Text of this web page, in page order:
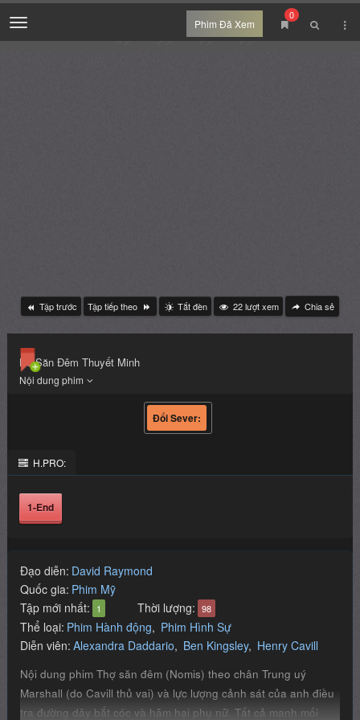
Menu
0
Phim Đã Xem
Tập trước Tập tiếp theo Tắt đèn 22lượt xem Chia sẻ
Kẻ Săn Đêm Thuyết Minh
H.PRO:
1-End
Đạo diễn: David Raymond
Quốc gia: Phim Mỹ
Tập mới nhất:
1 Thời lượng: 98
Thể loại: Phim Hành động, Phim Hình Sự
Diễn viên: Alexandra Daddario Ben Kingsley Henry Cavill
Nội dung phim Thợ săn đêm (Nomis) theo chân Trung uý
Marshall (do Cavill thủ vai) và lực lượng cảnh sát của anh điều
tra đường dây bắt cóc và hãm hại phụ nữ. Tất cả manh mối